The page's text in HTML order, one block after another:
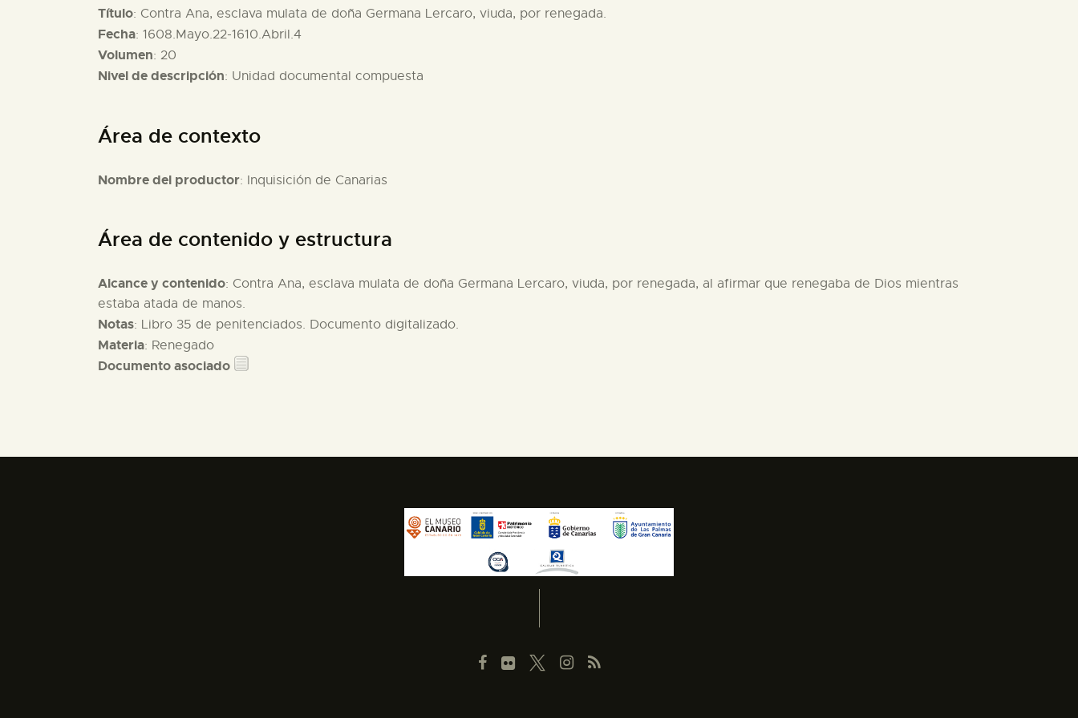
Título: Contra Ana, esclava mulata de doña Germana Lercaro, viuda, por renegada.
Fecha: 1608.Mayo.22-1610.Abril.4
Volumen: 20
Nivel de descripción: Unidad documental compuesta
Área de contexto
Nombre del productor: Inquisición de Canarias
Área de contenido y estructura
Alcance y contenido: Contra Ana, esclava mulata de doña Germana Lercaro, viuda, por renegada, al afirmar que renegaba de Dios mientras
estaba atada de manos.
Notas: Libro 35 de penitenciados. Documento digitalizado.
Materia: Renegado
Documento asociado